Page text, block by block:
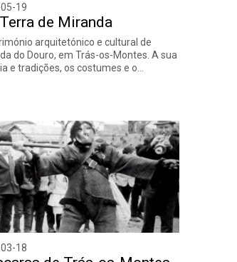
19
de Miranda
arquitetónico e cultural de
do Douro, em Trás-os-Montes. A sua
e tradições, os costumes e o…
18